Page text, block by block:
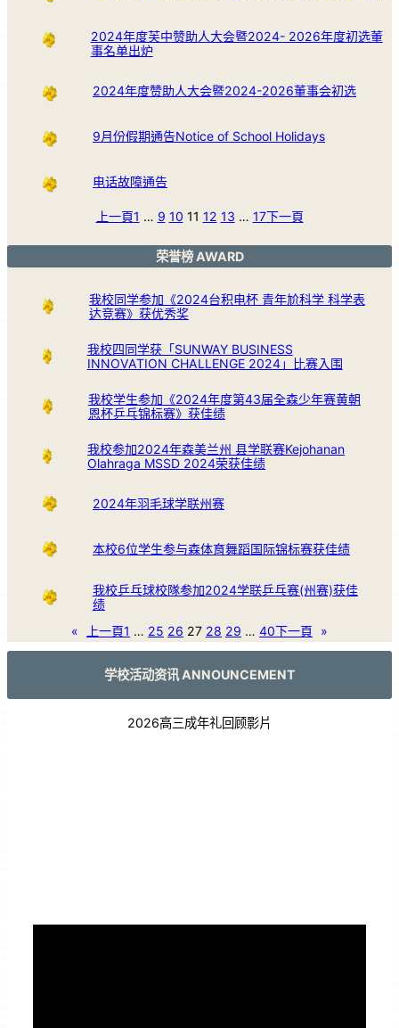
2024年度芙中赞助人大会暨2024- 2026年度初选董
事名单出炉
2024年度赞助人大会暨2024-2026董事会初选
9月份假期通告Notice of School Holidays
电话故障通告
上一頁1 … 9 10 11 12 13 … 17下一頁
荣誉榜 AWARD
我校同学参加《2024台积电杯 青年尬科学 科学表
达竞赛》获优秀奖
我校四同学获「SUNWAY BUSINESS
INNOVATION CHALLENGE 2024」比赛入围
我校学生参加《2024年度第43届全森少年赛黄朝
恩杯乒乓锦标赛》获佳绩
我校参加2024年森美兰州 县学联赛Kejohanan
Olahraga MSSD 2024荣获佳绩
2024年羽毛球学联州赛
本校6位学生参与森体育舞蹈国际锦标赛获佳绩
我校乒乓球校隊参加2024学联乒乓赛(州赛)获佳
绩
«
上一頁1 … 25 26 27 28 29 … 40下一頁 »
学校活动资讯 ANNOUNCEMENT
2026高三成年礼回顾影片